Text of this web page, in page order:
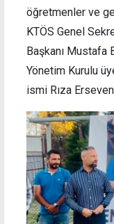
öğretmenler ve
KTÖS Genel
Başkanı Mustafa
Yönetim Kurulu
ismi Rıza